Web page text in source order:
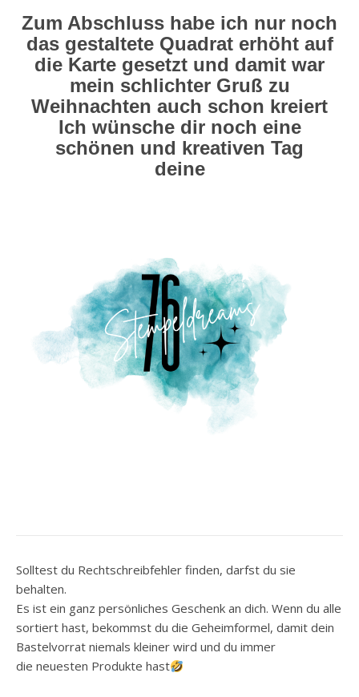
Zum Abschluss habe ich nur noch
das gestaltete Quadrat erhöht auf
die Karte gesetzt und damit war
mein schlichter Gruß zu
Weihnachten auch schon kreiert
Ich wünsche dir noch eine
schönen und kreativen Tag
deine
Solltest du Rechtschreibfehler finden, darfst du sie
behalten.
Es ist ein ganz persönliches Geschenk an dich. Wenn du alle
sortiert hast, bekommst du die Geheimformel, damit dein
Bastelvorrat niemals kleiner wird und du immer
die neuesten Produkte hast